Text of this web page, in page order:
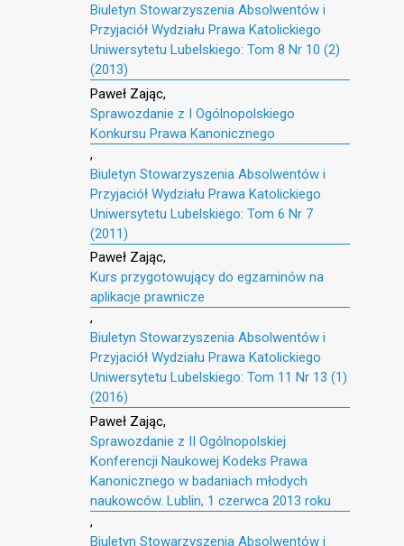
Biuletyn Stowarzyszenia Absolwentów i
Przyjaciół Wydziału Prawa Katolickiego
Uniwersytetu Lubelskiego: Tom 8 Nr 10 (2)
(2013)
Paweł Zając,
Sprawozdanie z I Ogólnopolskiego
Konkursu Prawa Kanonicznego
,
Biuletyn Stowarzyszenia Absolwentów i
Przyjaciół Wydziału Prawa Katolickiego
Uniwersytetu Lubelskiego: Tom 6 Nr 7
(2011)
Paweł Zając,
Kurs przygotowujący do egzaminów na
aplikacje prawnicze
,
Biuletyn Stowarzyszenia Absolwentów i
Przyjaciół Wydziału Prawa Katolickiego
Uniwersytetu Lubelskiego: Tom 11 Nr 13 (1)
(2016)
Paweł Zając,
Sprawozdanie z II Ogólnopolskiej
Konferencji Naukowej Kodeks Prawa
Kanonicznego w badaniach młodych
naukowców. Lublin, 1 czerwca 2013 roku
,
Biuletyn Stowarzyszenia Absolwentów i